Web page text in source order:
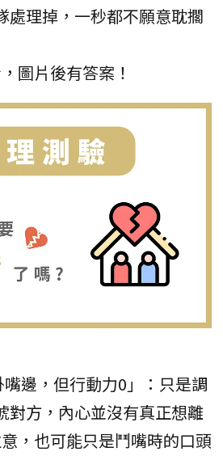
處理掉，一秒都不願意耽擱
圖片後有答案！
邊，但行動力0」：只是調
對方，內心並沒有真正想離
，也可能只是鬥嘴時的口頭